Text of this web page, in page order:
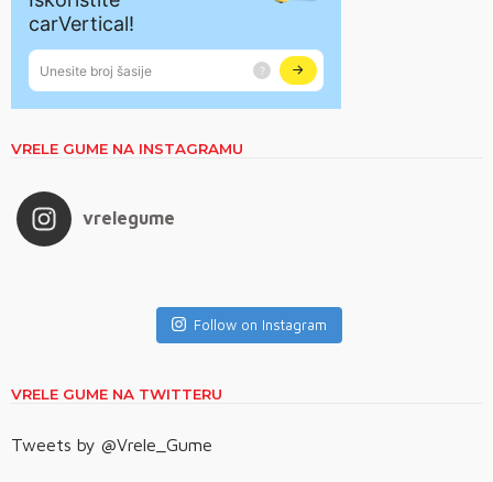
VRELE GUME NA INSTAGRAMU
vrelegume
Follow on Instagram
VRELE GUME NA TWITTERU
Tweets by @Vrele_Gume